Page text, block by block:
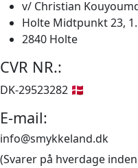
v/ Christian
Holte Midtpunkt 23,
2840 Holte
CVR NR.:
DK-29523282 🇩🇰
E-mail:
info@smykkeland.dk
(Svarer på hverdage